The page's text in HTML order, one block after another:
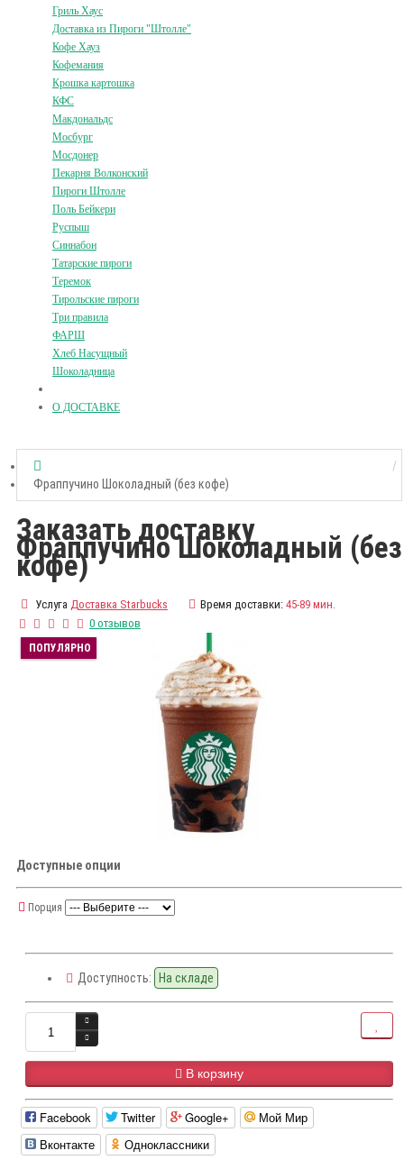
Гриль Хаус
Доставка из Пироги "Штолле"
Кофе Хауз
Кофемания
Крошка картошка
КФС
Макдональдс
Мосбург
Мосдонер
Пекарня Волконский
Пироги Штолле
Поль Бейкери
Руспыш
Синнабон
Татарские пироги
Теремок
Тирольские пироги
Три правила
ФАРШ
Хлеб Насущный
Шоколадница
О ДОСТАВКЕ
Фраппучино Шоколадный (без кофе)
Заказать доставку
Фраппучино Шоколадный (без
кофе)
Услуга Доставка Starbucks Время доставки: 45-89 мин.
0 отзывов
ПОПУЛЯРНО
Доступные опции
Порция
Доступность: На складе
В корзину
Facebook Twitter Google+
Мой Мир
Вконтакте
Одноклассники